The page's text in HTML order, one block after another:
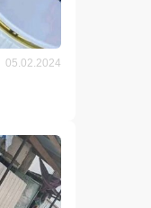
05.02.2024